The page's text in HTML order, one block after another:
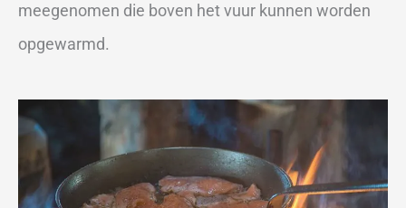
meegenomen die boven het vuur kunnen worden
opgewarmd.